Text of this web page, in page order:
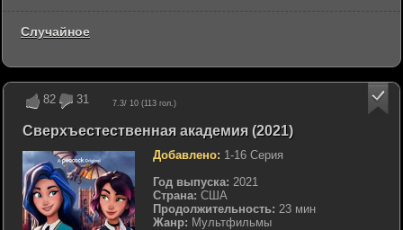
82 31 7.3/ 10 (113 гол.)
Сверхъестественная академия (2021)
Добавлено: 1-16 Серия
Год выпуска: 2021
Страна: США
Продолжительность: 23 мин
Жанр: Мультфильмы
Случайное